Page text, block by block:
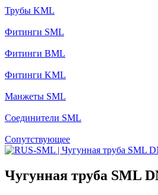
Трубы KML
Фитинги SML
Фитинги BML
Фитинги KML
Манжеты SML
Соединители SML
Сопутствующее
Чугунная труба SML